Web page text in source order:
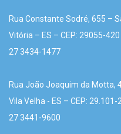
Rua Constante Sodré, 655 –
Vitória – ES – CEP: 29055-420
27 3434-1477
Rua João Joaquim da Motta,
Vila Velha - ES – CEP: 29.101-
27 3441-9600